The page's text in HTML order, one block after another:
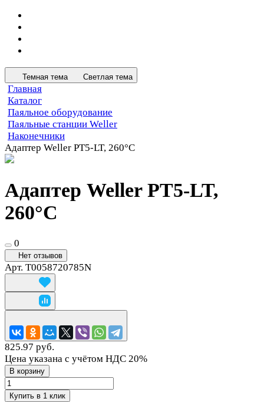
Темная тема Светлая тема
Главная
Каталог
Паяльное оборудование
Паяльные станции Weller
Наконечники
Адаптер Weller PT5-LT, 260°C
Адаптер Weller PT5-LT,
260°C
0
Нет отзывов
Арт. T0058720785N
825.97 руб.
Цена указана с учётом НДС 20%
В корзину
Купить в 1 клик